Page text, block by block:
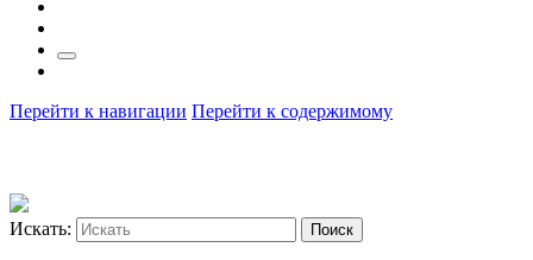
Перейти к навигации Перейти к содержимому
Искать: